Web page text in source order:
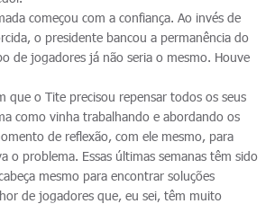
começou com a confiança. Ao invés de
o presidente bancou a permanência do
de jogadores já não seria o mesmo. Houve
que o Tite precisou repensar todos os seus
como vinha trabalhando e abordando os
de reflexão, com ele mesmo, para
o problema. Essas últimas semanas têm sido
mesmo para encontrar soluções
de jogadores que, eu sei, têm muito